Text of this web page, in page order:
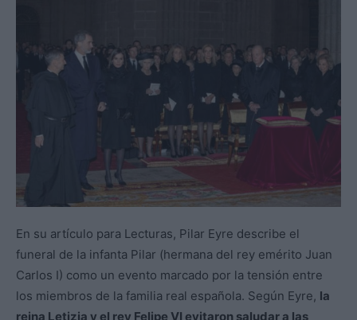
En su artículo para Lecturas, Pilar Eyre describe el
funeral de la infanta Pilar (hermana del rey emérito Juan
Carlos I) como un evento marcado por la tensión entre
los miembros de la familia real española. Según Eyre, la
reina Letizia y el rey Felipe VI evitaron saludar a las